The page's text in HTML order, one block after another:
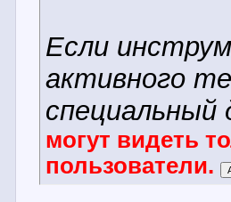
Если
активного
специальный
могут видеть
пользователи.